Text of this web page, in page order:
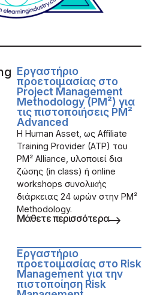
Εργαστήριο
προετοιμασίας στο
Project Management
Methodology (PM²) για
τις πιστοποιήσεις PM²
Advanced
Η Human Asset, ως Affiliate
Training Provider (ATP) του
PM² Alliance, υλοποιεί δια
ζώσης (in class) ή online
workshops συνολικής
διάρκειας 24 ωρών στην PM²
Methodology.
Μάθετε περισσότερα
Εργαστήριο
προετοιμασίας στο Risk
Management για την
πιστοποίηση Risk